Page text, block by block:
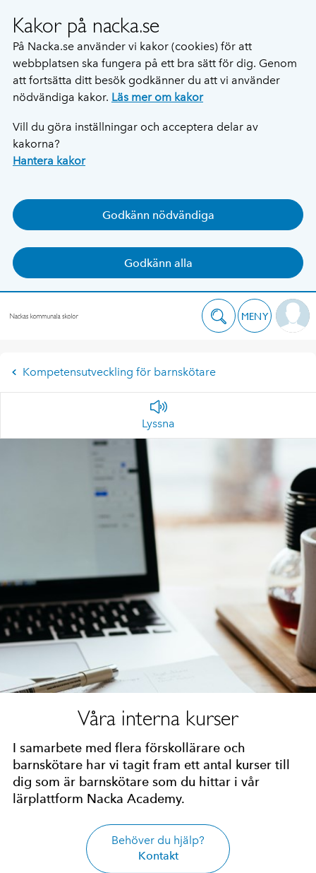
Kakor på nacka.se
På Nacka.se använder vi kakor (cookies) för att
webbplatsen ska fungera på ett bra sätt för dig. Genom
att fortsätta ditt besök godkänner du att vi använder
nödvändiga kakor. Läs mer om kakor
Vill du göra inställningar och acceptera delar av
kakorna?
Hantera kakor
Godkänn nödvändiga
Godkänn alla
MENY
Kompetensutveckling för barnskötare
Lyssna
Våra interna kurser
I samarbete med flera förskollärare och
barnskötare har vi tagit fram ett antal kurser till
dig som är barnskötare som du hittar i vår
lärplattform Nacka Academy.
Behöver du hjälp?
Kontakt